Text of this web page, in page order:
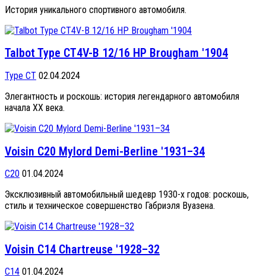
История уникального спортивного автомобиля.
Talbot Type CT4V-B 12/16 HP Brougham '1904
Type CT 02.04.2024
Элегантность и роскошь: история легендарного автомобиля
начала XX века.
Voisin C20 Mylord Demi-Berline '1931–34
C20 01.04.2024
Эксклюзивный автомобильный шедевр 1930-х годов: роскошь,
стиль и техническое совершенство Габриэля Вуазена.
Voisin C14 Chartreuse '1928–32
C14 01.04.2024